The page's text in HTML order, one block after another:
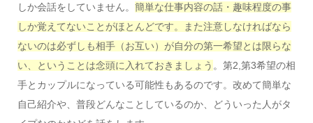
しか会話をしていません。 簡単な仕事内容の話・趣味程度の事
しか覚えてないことがほとんどです。また注意しなければなら
ないのは必ずしも相手（お互い）が自分の第一希望とは限らな
い、ということは念頭に入れておきましょう 。第2,第3希望の相
手とカップルになっている可能性もあるのです。改めて簡単な
自己紹介や、普段どんなことしているのか、どういった人がタ